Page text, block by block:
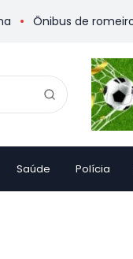
Ônibus de romeiros
Saúde Polícia